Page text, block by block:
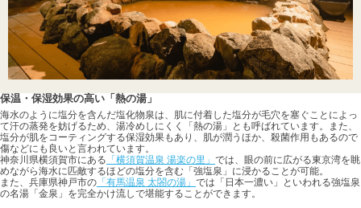
保温・保湿効果の高い「熱の湯」
海水のように塩分を含んだ塩化物泉は、肌に付着した塩分が毛穴を塞ぐことによっ
て汗の蒸発を妨げるため、湯冷めしにくく「熱の湯」とも呼ばれています。また、
塩分が肌をコーティングする保湿効果もあり、肌が潤うほか、殺菌作用もあるので
傷などにも良いと言われています。
神奈川県横須賀市にある 「横須賀温泉 湯楽の里」 では、眼の前に広がる東京湾を眺
めながら海水に匹敵するほどの塩分を含む「強塩泉」に浸かることが可能。
また、兵庫県神戸市の 「有馬温泉 太閤の湯」 では「日本一濃い」といわれる強塩泉
の名湯「金泉」を完全かけ流しで堪能することができます。